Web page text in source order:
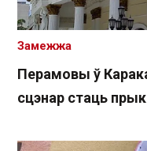
Перамовы ў
сцэнар стаць
Замежжа